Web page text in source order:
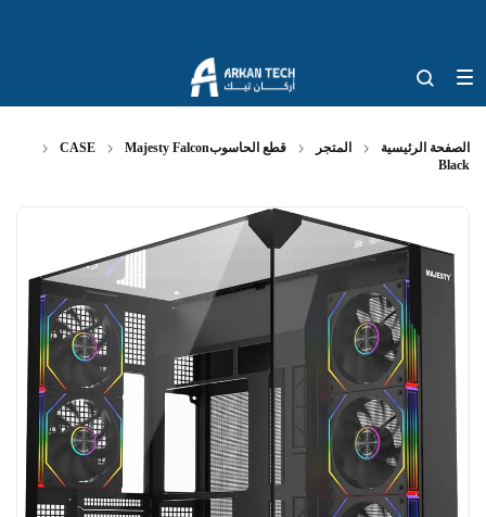
الصفحة الرئيسية المتجر قطع الحاسوب CASE
Majesty Falcon
Black